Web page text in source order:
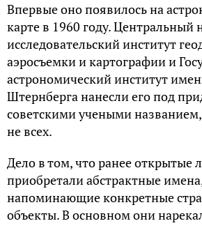
Впервые оно появилось на
карте в 1960 году. Центральный
исследовательский институт
аэросъемки и картографии и
астрономический институт
Штернберга нанесли его под
советскими учеными
не всех.
Дело в том, что ранее открытые
приобретали абстрактные
напоминающие конкретные
объекты. В основном они